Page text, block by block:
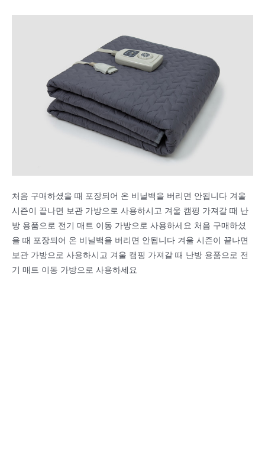
처음 구매하셨을 때 포장되어 온 비닐백을 버리면 안됩니다 겨울
시즌이 끝나면 보관 가방으로 사용하시고 겨울 캠핑 가져갈 때 난
방 용품으로 전기 매트 이동 가방으로 사용하세요 처음 구매하셨
을 때 포장되어 온 비닐백을 버리면 안됩니다 겨울 시즌이 끝나면
보관 가방으로 사용하시고 겨울 캠핑 가져갈 때 난방 용품으로 전
기 매트 이동 가방으로 사용하세요